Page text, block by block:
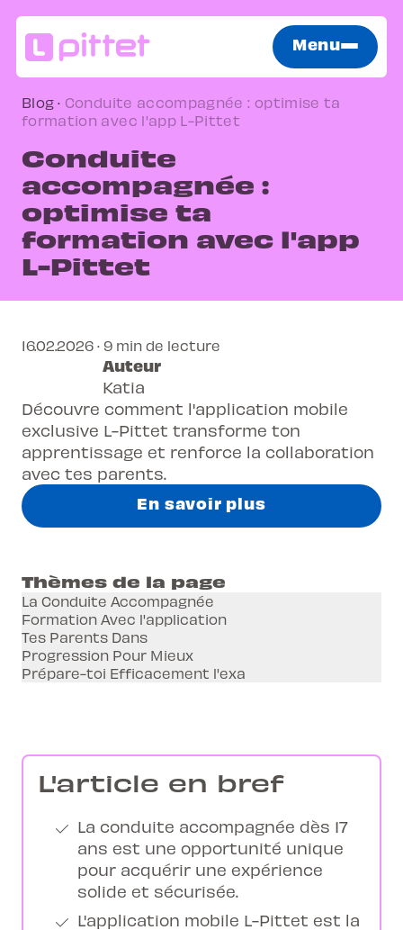
Menu
Blog · Conduite accompagnée : optimise ta
formation avec l'app L-Pittet
Conduite
accompagnée :
optimise ta
formation avec l'app
L-Pittet
Découvre comment l'application mobile
exclusive L-Pittet transforme ton
apprentissage et renforce la collaboration
avec tes parents.
En savoir plus
16.02.2026 · 9 min de lecture
Auteur
Katia
Thèmes de la page
La Conduite Accompagnée
Formation Avec l'application
Tes Parents Dans
Progression Pour Mieux
Prépare-toi Efficacement l'exa
L'article en bref
La conduite accompagnée dès 17
ans est une opportunité unique
pour acquérir une expérience
solide et sécurisée.
L'application mobile L-Pittet est la